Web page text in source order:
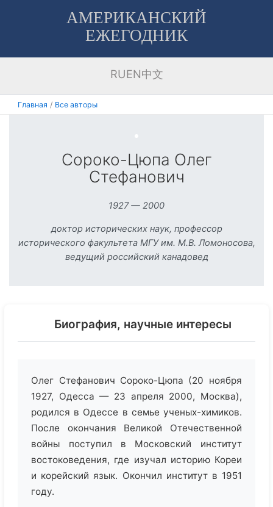
АМЕРИКАНСКИЙ
ЕЖЕГОДНИК
RUEN中文
Главная Все авторы
Сороко-Цюпа Олег
Стефанович
1927 — 2000
доктор исторических наук, профессор
исторического факультета МГУ им. М.В. Ломоносова,
ведущий российский канадовед
Биография, научные интересы
Олег Стефанович Сороко-Цюпа (20 ноября
1927, Одесса — 23 апреля 2000, Москва),
родился в Одессе в семье ученых-химиков.
После окончания Великой Отечественной
войны поступил в Московский институт
востоковедения, где изучал историю Кореи
и корейский язык. Окончил институт в 1951
году.